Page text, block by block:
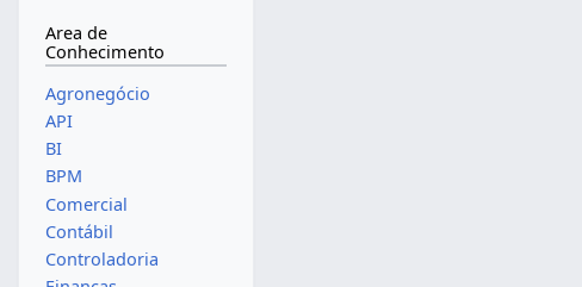
Area de
Conhecimento
Agronegócio
API
BI
BPM
Comercial
Contábil
Controladoria